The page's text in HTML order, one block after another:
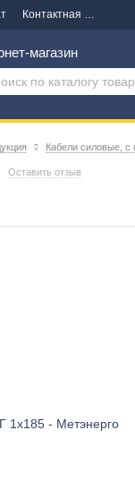
Контактная информация
магазин
Кабели силовые, с
Оставить отзыв